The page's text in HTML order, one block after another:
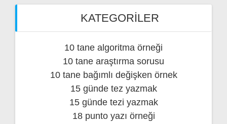
KATEGORILER
10 tane algoritma örneği
10 tane araştırma sorusu
10 tane bağımlı değişken örnek
15 günde tez yazmak
15 günde tezi yazmak
18 punto yazı örneği